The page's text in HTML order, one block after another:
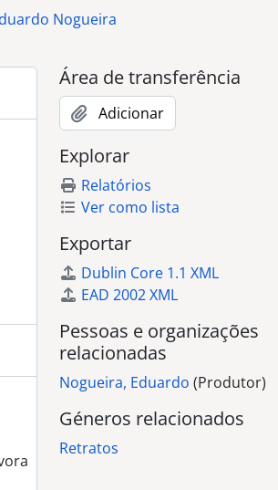
de estudante)
Nogueira
Área de transferência
Adicionar
Explorar
Relatórios
Ver como lista
Exportar
Dublin Core 1.1 XML
EAD 2002 XML
Pessoas e organizações
relacionadas
Nogueira, Eduardo (Produtor)
Géneros relacionados
Retratos